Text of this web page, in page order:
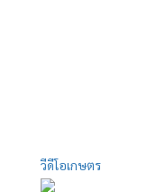
วีดีโอเกษตร